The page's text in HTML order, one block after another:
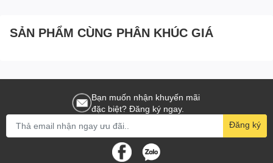
SẢN PHẨM CÙNG PHÂN KHÚC GIÁ
Bạn muốn nhận khuyến mãi
đặc biệt? Đăng ký ngay.
Đăng ký